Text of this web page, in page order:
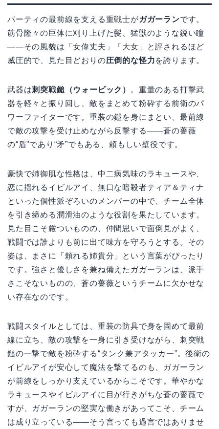
パーティの最前線を支える重戦士がガガーランです。
筋骨隆々の巨体に刈り上げた髪、猛獣のような鋭い瞳
——その風貌は「女偉丈夫」「大女」と評されるほど
威圧的で、見た目どおりの圧倒的な怪力を誇ります。
武器は刺突戦鎚（ウォービック）
。重量のある打撃武
器を軽々と振り回し、敵をまとめて粉砕する前衛のパ
ワーファイターです。重装の鎧を身にまとい、最前線
で敵の攻撃を受け止めながら反撃する——蒼の薔薇
の“盾”であり“矛”でもある、頼もしい壁役です。
豪快で姉御肌な性格は、中二病気味のラキュースや、
恋に揺れるイビルアイ、無口な暗殺者ティア＆ティナ
といった個性派ぞろいのメンバーの中で、チーム全体
を引き締める潤滑油のような役割を果たしています。
見た目こそ厳ついものの、仲間思いで面倒見がよく、
戦闘では誰よりも前に出て味方を守ろうとする。その
姿は、まさに「頼れる姉貴分」という言葉がぴったり
です。強さと優しさを兼ね備えたガガーランは、派手
さこそないものの、蒼の薔薇というチームに欠かせな
い存在なのです。
戦闘スタイルとしては、重装の防具で身を固めて最前
線に立ち、敵の攻撃を一身に引き受けながら、刺突戦
鎚の一撃で敵を粉砕する“タンク兼アタッカー”。後衛の
イビルアイが安心して魔法を撃てるのも、ガガーラン
が前線をしっかり支えているからこそです。華やかな
ラキュースやイビルアイに目が行きがちな蒼の薔薇で
すが、ガガーランの堅実な働きがあってこそ、チーム
は成り立っている——そう言っても過言ではありませ